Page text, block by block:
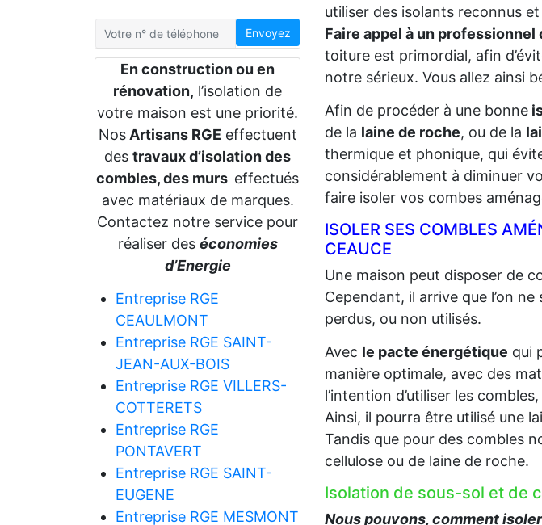
Envoyez
En construction ou en
rénovation, l’isolation de
votre maison est une priorité.
NosArtisans RGE effectuent
des travaux d’isolation des
combles, des murs effectués
avec matériaux de marques.
Contactez notre service pour
réaliser des économies
d’Energie
Entreprise RGE
CEAULMONT
Entreprise RGE SAINT-
JEAN-AUX-BOIS
Entreprise RGE VILLERS-
COTTERETS
Entreprise RGE
PONTAVERT
Entreprise RGE SAINT-
EUGENE
Entreprise RGE MESMONT
utiliser des isolants reconnus
Faire appel à un professionnel
toiture est primordial, afin
notre sérieux. Vous allez ainsi
Afin de procéder à une bonne
de la laine de roche, ou de la
thermique et phonique, qui
considérablement à diminuer
faire isoler vos combes
ISOLER SES COMBLES
CEAUCE
Une maison peut disposer de
Cependant, il arrive que l’on
perdus, ou non utilisés.
Avec le pacte énergétique qui
manière optimale, avec des
l’intention d’utiliser les
Ainsi, il pourra être utilisé une
Tandis que pour des combles
cellulose ou de laine de roche.
Isolation de sous-sol et de
Nous pouvons, comment